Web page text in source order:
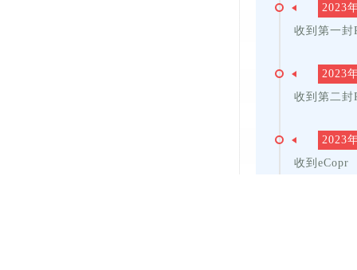
2023
收到第一封
2023
收到第二
2023
收到eCopr